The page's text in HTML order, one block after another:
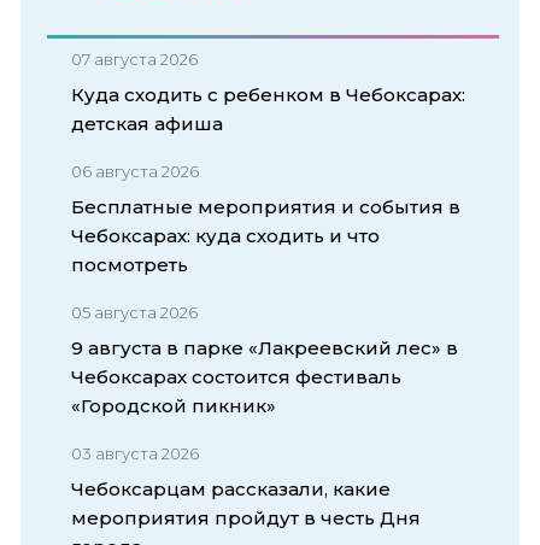
07 августа 2026
Куда сходить с ребенком в Чебоксарах:
детская афиша
06 августа 2026
Бесплатные мероприятия и события в
Чебоксарах: куда сходить и что
посмотреть
05 августа 2026
9 августа в парке «Лакреевский лес» в
Чебоксарах состоится фестиваль
«Городской пикник»
03 августа 2026
Чебоксарцам рассказали, какие
мероприятия пройдут в честь Дня